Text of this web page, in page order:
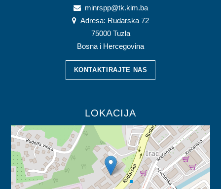
minrspp@tk.kim.ba
Adresa: Rudarska 72
75000 Tuzla
Bosna i Hercegovina
KONTAKTIRAJTE NAS
LOKACIJA